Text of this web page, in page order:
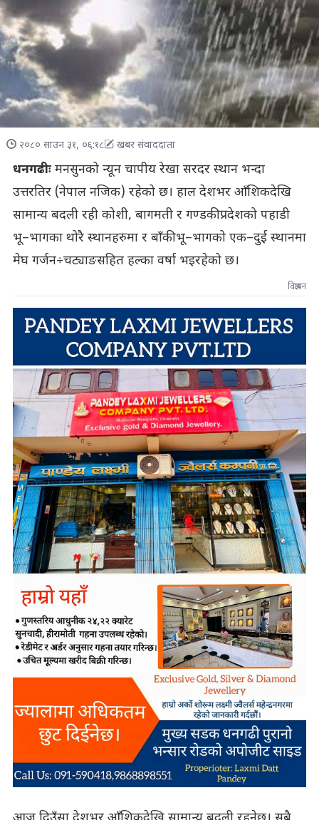
२०८० साउन ३१, ०६:१८ खबर संवाददाता
धनगढीः मनसुनको न्यून चापीय रेखा सरदर स्थान भन्दा
उत्तरतिर (नेपाल नजिक) रहेको छ। हाल देशभर आँशिकदेखि
सामान्य बदली रही कोशी, बागमती र गण्डकी प्रदेशको पहाडी
भू–भागका थोरै स्थानहरुमा र बाँकी भू–भागको एक–दुई स्थानमा
मेघ गर्जन÷चट्याङसहित हल्का वर्षा भइरहेको छ।
विज्ञापन